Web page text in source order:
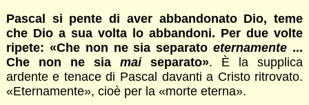
Pascal si pente di aver abbandonato Dio, teme
che Dio a sua volta lo abbandoni. Per due volte
ripete: «Che non ne sia separato eternamente ...
Che non ne sia
mai separato». È la supplica
ardente e tenace di Pascal davanti a Cristo ritrovato.
«Eternamente», cioè per la «morte eterna».